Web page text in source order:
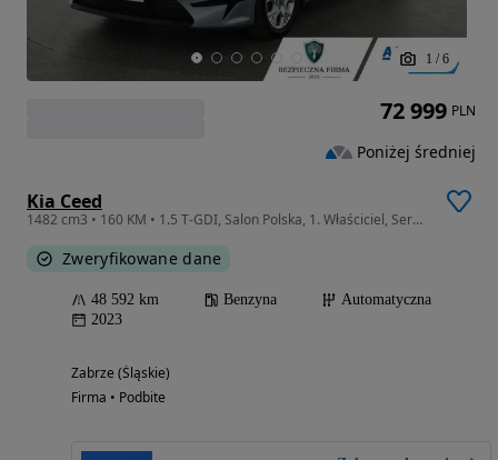
1 / 6
Kia Ceed
1482 cm3 • 160 KM • 1.5 T-GDI, Salon Polska, 1. Właściciel, Serwis ASO, Automat, VAT 23%,
Zweryfikowane dane
48 592 km Benzyna
Automatyczna
2023
Zabrze (Śląskie)
Firma • Podbite
72 999 PLN
Poniżej średniej